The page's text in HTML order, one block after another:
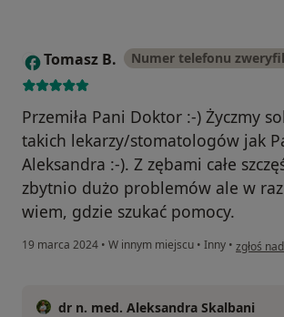
T Tomasz B. Numer telefonu
Przemiła Pani Doktor :⁠-⁠) Życzmy
takich lekarzy/stomatologów jak
Aleksandra :⁠-⁠). Z zębami całe
zbytnio dużo problemów ale w
wiem, gdzie szukać pomocy.
19 marca 2024 • W innym miejscu • Inny • w opinii
zgłoś
dr n. med. Aleksandra Skalbani